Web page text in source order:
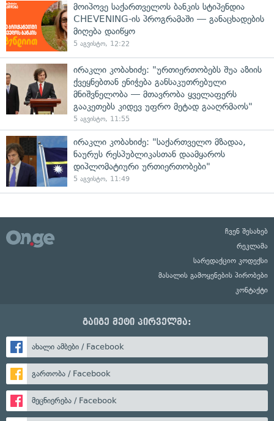
მოიპოვე საქართველოს ბანკის სტიპენდია
CHEVENING-ის პროგრამაში — განაცხადების
მიღება დაიწყო
5 აგვისტო, 12:22
ირაკლი კობახიძე: "ურთიერთობებს შუა აზიის
ქვეყნებთან ენიჭება განსაკუთრებული
მნიშვნელობა — მთავრობა ყველაფერს
გააკეთებს კიდევ უფრო მეტად გააღრმაოს"
5 აგვისტო, 11:55
ირაკლი კობახიძე: "საქართველო მზადაა,
ნაურუს რესპუბლიკასთან დაამყაროს
დიპლომატიური ურთიერთობები"
5 აგვისტო, 11:49
ჩვენ შესახებ
რეკლამა
სარედაქციო კოდექსი
მასალის გამოყენების პირობები
კონტაქტი
გაიგე მეტი პირველმა:
ახალი ამბები / Facebook
გართობა / Facebook
მეცნიერება / Facebook